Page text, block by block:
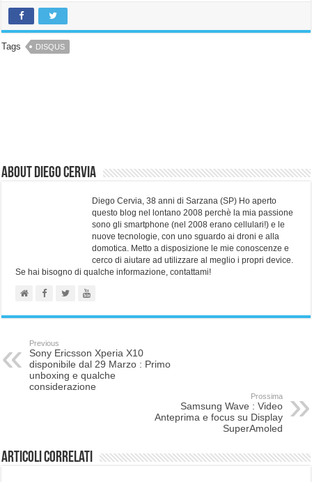
Tags DISQUS
About Diego Cervia
Diego Cervia, 38 anni di Sarzana (SP) Ho aperto
questo blog nel lontano 2008 perchè la mia passione
sono gli smartphone (nel 2008 erano cellulari!) e le
nuove tecnologie, con uno sguardo ai droni e alla
domotica. Metto a disposizione le mie conoscenze e
cerco di aiutare ad utilizzare al meglio i propri device.
Se hai bisogno di qualche informazione, contattami!
Previous
Sony Ericsson Xperia X10
disponibile dal 29 Marzo : Primo
unboxing e qualche
considerazione
Prossima
Samsung Wave : Video
Anteprima e focus su Display
SuperAmoled
Articoli correlati